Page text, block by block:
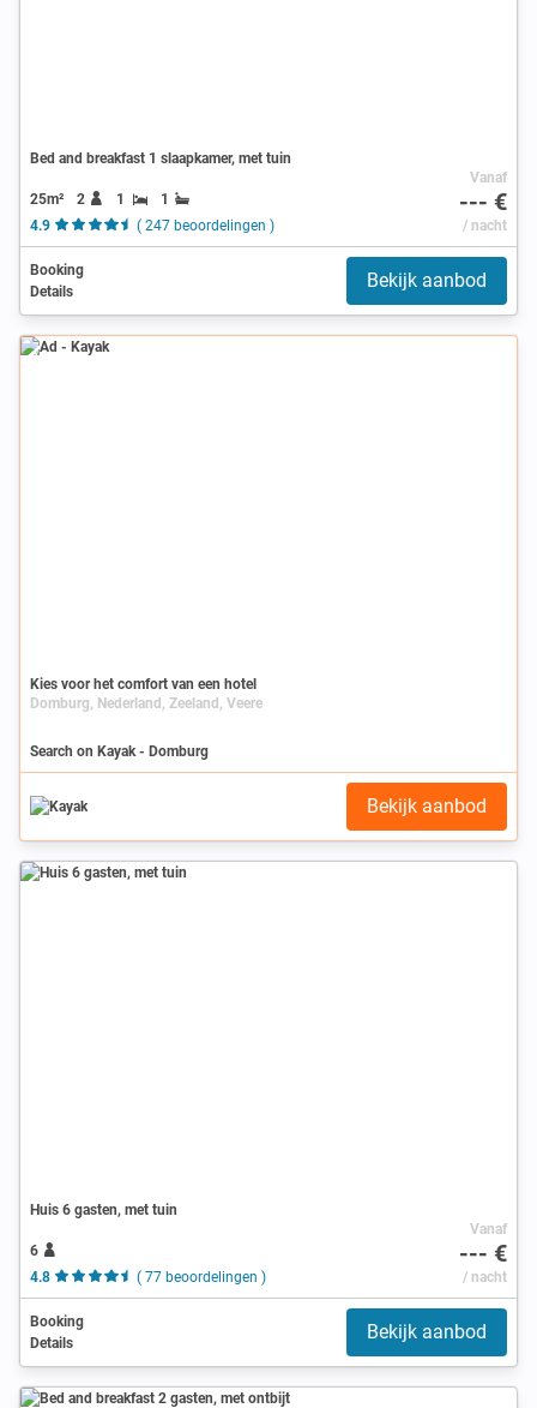
Bed and breakfast 1 slaapkamer, met tuin
25m² 2 1
1
4.9
( 247 beoordelingen )
Vanaf
--- €
/ nacht
Booking
Details
Bekijk aanbod
Ad
Kies voor het comfort van een hotel
Domburg, Nederland, Zeeland, Veere
Search on Kayak - Domburg
Bekijk aanbod
Huis 6 gasten, met tuin
6
4.8
( 77 beoordelingen )
Vanaf
--- €
/ nacht
Booking
Details
Bekijk aanbod